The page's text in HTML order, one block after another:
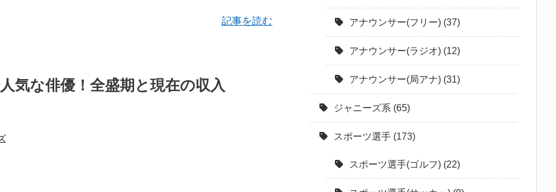
記事を読む
気な俳優！全盛期と現在の収入
アナウンサー(フリー) (37)
アナウンサー(ラジオ) (12)
アナウンサー(局アナ) (31)
ジャニーズ系 (65)
スポーツ選手 (173)
スポーツ選手(ゴルフ) (22)